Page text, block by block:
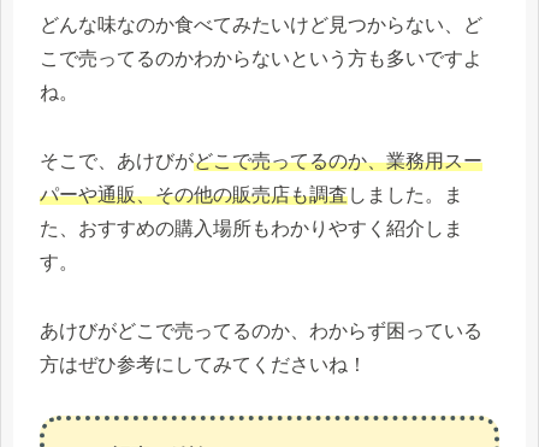
どんな味なのか食べてみたいけど見つからない、ど
こで売ってるのかわからないという方も多いですよ
ね。
そこで、あけびがどこで売ってるのか、業務用スー
パーや通販、その他の販売店も調査しました。ま
た、おすすめの購入場所もわかりやすく紹介しま
す。
あけびがどこで売ってるのか、わからず困っている
方はぜひ参考にしてみてくださいね！